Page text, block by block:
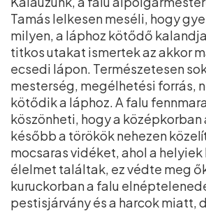
Tamás lelkesen meséli, hogy
milyen, a láphoz kötődő
titkos utakat ismertek az akkor
ecsedi lápon. Természetesen
mesterség, megélhetési forrás,
kötődik a láphoz. A falu
köszönheti, hogy a
később a törökök nehezen
mocsaras vidéket, ahol a
élelmet találtak, ez védte meg
kuruckorban a falu
pestisjárvány és a harcok miatt,